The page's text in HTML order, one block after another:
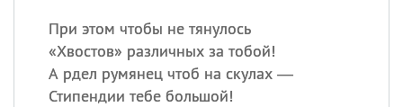
При этом чтобы не тянулось
«Хвостов» различных за тобой!
А рдел румянец чтоб на скулах —
Стипендии тебе большой!
Анатолий, Афанасий,
,Еще